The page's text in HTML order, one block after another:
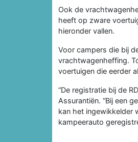
Ook de
heeft op zware
hieronder vallen.
Voor campers die bij
vrachtwagenheffing.
voertuigen die eerder
“De registratie bij de
Assurantiën. “Bij een
kan het ingewikkelder
kampeerauto